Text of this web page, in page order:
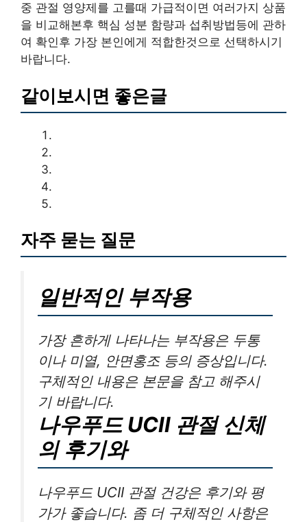
중 관절 영양제를 고를때 가급적이면 여러가지 상품
을 비교해본후 핵심 성분 함량과 섭취방법등에 관하
여 확인후 가장 본인에게 적합한것으로 선택하시기
바랍니다.
같이보시면 좋은글
자주 묻는 질문
일반적인 부작용
가장 흔하게 나타나는 부작용은 두통
이나 미열, 안면홍조 등의 증상입니다.
구체적인 내용은 본문을 참고 해주시
기 바랍니다.
나우푸드 UCII 관절 신체
의 후기와
나우푸드 UCII 관절 건강은 후기와 평
가가 좋습니다. 좀 더 구체적인 사항은